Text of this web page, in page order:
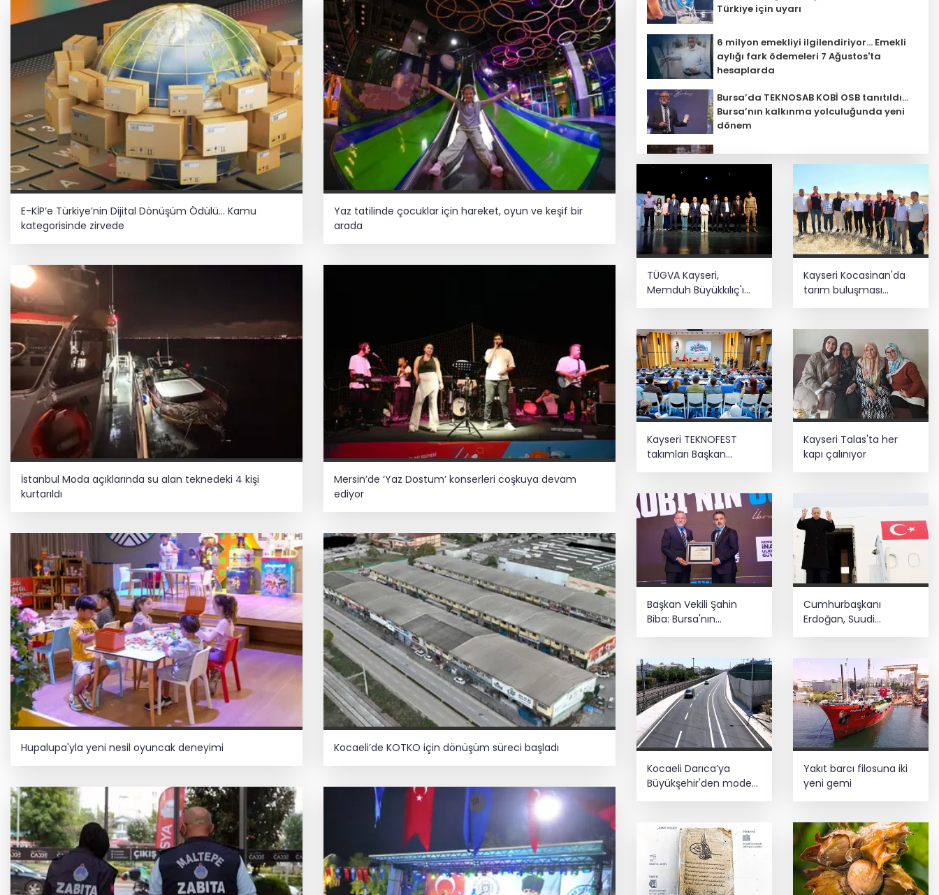
E-KİP’e Türkiye’nin Dijital Dönüşüm Ödülü... Kamu
kategorisinde zirvede
Yaz tatilinde çocuklar için hareket, oyun ve keşif bir
arada
İstanbul Moda açıklarında su alan teknedeki 4 kişi
kurtarıldı
Mersin’de ‘Yaz Dostum’ konserleri coşkuya devam
ediyor
Hupalupa'yla yeni nesil oyuncak deneyimi Kocaeli’de KOTKO için dönüşüm süreci başladı
Türkiye için uyarı
6 milyon emekliyi ilgilendiriyor... Emekli
aylığı fark ödemeleri 7 Ağustos'ta
hesaplarda
Bursa’da TEKNOSAB KOBİ OSB tanıtıldı...
Bursa’nın kalkınma yolculuğunda yeni
dönem
'Ay Grubu' suç örgütüne 12 gözaltı!
Türk F-16'ları NATO görevi için
Estonya'da... MSB yerli savunma
sistemleriyle güçleniyor
Bozcaada mercan resifleri için koruma
seferberliği... 180 deniz canlısı türü kayıt
altına alındı
ediyor... Hudutlarda 490 kişi yakalandı
TÜGVA Kayseri,
Memduh Büyükkılıç'ı
Kayseri Kocasinan'da
tarım buluşması
Kayseri TEKNOFEST
takımları Başkan
Büyükkılıç'la buluştu
Kayseri Talas'ta her
kapı çalınıyor
Başkan Vekili Şahin
Biba: Bursa'nın
Cumhurbaşkanı
Erdoğan, Suudi
Kocaeli Darıca’ya
Büyükşehir'den modern
ulaşım yatırımı
Yakıt barcı filosuna iki
yeni gemi